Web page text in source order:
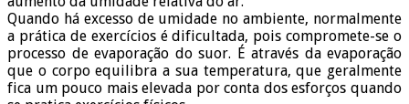
Quando há excesso de umidade no ambiente, normalmente
a prática de exercícios é dificultada, pois compromete-se o
processo de evaporação do suor. É através da evaporação
que o corpo equilibra a sua temperatura, que geralmente
fica um pouco mais elevada por conta dos esforços quando